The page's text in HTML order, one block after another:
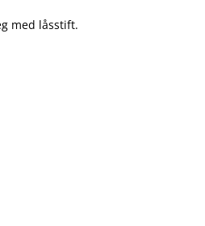
med låsstift.